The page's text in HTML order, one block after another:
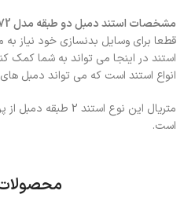
مشخصات استند دمبل دو طبقه مدل 172:
قطعا برای وسایل بدنسازی خود نیاز
استند در اینجا می تواند به شما کمک
انواع استند است که می تواند دمبل
است.